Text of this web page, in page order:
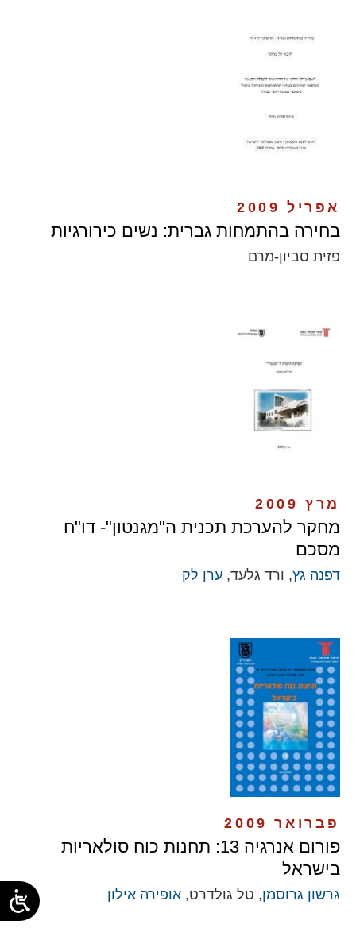
אפריל 2009
בחירה בהתמחות גברית: נשים כירורגיות
פזית סביון-מרם
מרץ 2009
מחקר להערכת תכנית ה"מגנטון"- דו"ח
מסכם
דפנה גץ, ורד גלעד, ערן לק
פברואר 2009
פורום אנרגיה 13: תחנות כוח סולאריות
בישראל
גרשון גרוסמן, טל גולדרט, אופירה אילון